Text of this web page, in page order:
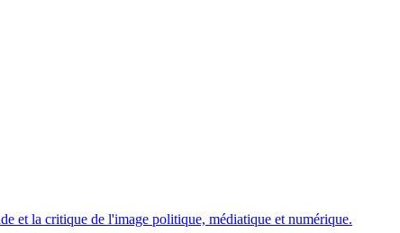
et la critique de l'image politique, médiatique et numérique.